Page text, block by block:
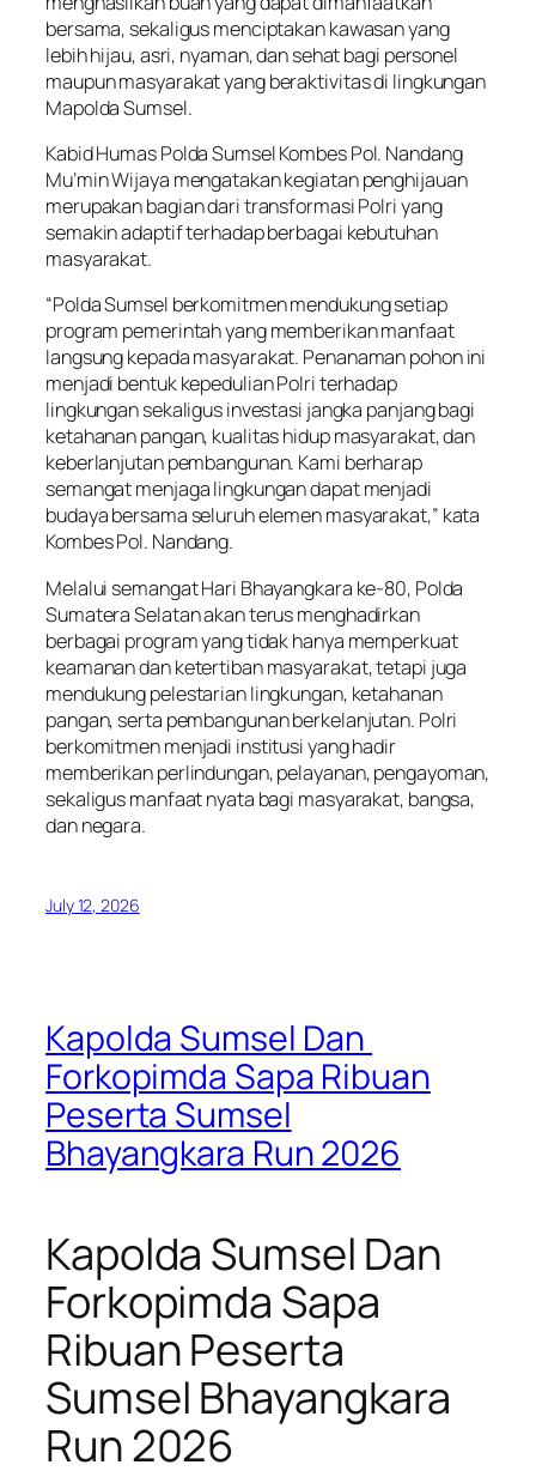
bersama, sekaligus menciptakan kawasan yang
lebih hijau, asri, nyaman, dan sehat bagi personel
maupun masyarakat yang beraktivitas di lingkungan
Mapolda Sumsel.
Kabid Humas Polda Sumsel Kombes Pol. Nandang
Mu’min Wijaya mengatakan kegiatan penghijauan
merupakan bagian dari transformasi Polri yang
semakin adaptif terhadap berbagai kebutuhan
masyarakat.
“Polda Sumsel berkomitmen mendukung setiap
program pemerintah yang memberikan manfaat
langsung kepada masyarakat. Penanaman pohon ini
menjadi bentuk kepedulian Polri terhadap
lingkungan sekaligus investasi jangka panjang bagi
ketahanan pangan, kualitas hidup masyarakat, dan
keberlanjutan pembangunan. Kami berharap
semangat menjaga lingkungan dapat menjadi
budaya bersama seluruh elemen masyarakat,” kata
Kombes Pol. Nandang.
Melalui semangat Hari Bhayangkara ke-80, Polda
Sumatera Selatan akan terus menghadirkan
berbagai program yang tidak hanya memperkuat
keamanan dan ketertiban masyarakat, tetapi juga
mendukung pelestarian lingkungan, ketahanan
pangan, serta pembangunan berkelanjutan. Polri
berkomitmen menjadi institusi yang hadir
memberikan perlindungan, pelayanan, pengayoman,
sekaligus manfaat nyata bagi masyarakat, bangsa,
dan negara.
July 12, 2026
Kapolda Sumsel Dan
Forkopimda Sapa Ribuan
Peserta Sumsel
Bhayangkara Run 2026
Kapolda Sumsel Dan
Forkopimda Sapa
Ribuan Peserta
Sumsel Bhayangkara
Run 2026